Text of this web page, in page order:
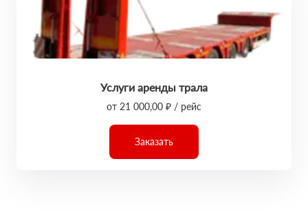
Услуги аренды трала
от 21 000,00 ₽ / рейс
Заказать